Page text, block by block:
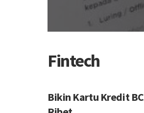
Fintech
Bikin Kartu Kredit